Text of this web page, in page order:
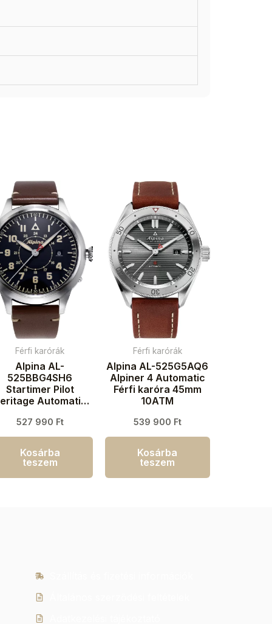
Férfi karórák
Alpina AL-
525BBG4SH6
Startimer Pilot
Automatic
3ATM
527 990 Ft
Kosárba
teszem
Férfi karórák
Alpina AL-525G5AQ6
Alpiner 4 Automatic
Férfi karóra 45mm
10ATM
539 900 Ft
Kosárba
teszem